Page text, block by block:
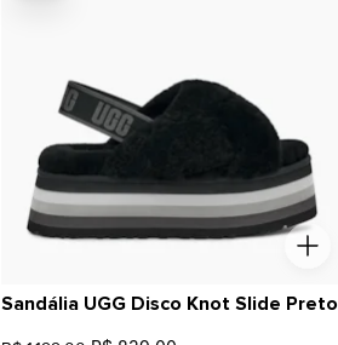
Sandália UGG Disco Knot Slide Preto